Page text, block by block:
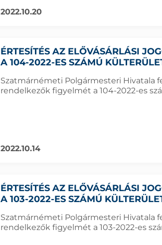
2022.10.20
ÉRTESÍTÉS AZ ELŐVÁSÁRLÁSI
A 104-2022-ES SZÁMÚ
Szatmárnémeti Polgármesteri Hivatala
rendelkezők figyelmét a 104-2022-es
2022.10.14
ÉRTESÍTÉS AZ ELŐVÁSÁRLÁSI
A 103-2022-ES SZÁMÚ
Szatmárnémeti Polgármesteri Hivatala
rendelkezők figyelmét a 103-2022-es